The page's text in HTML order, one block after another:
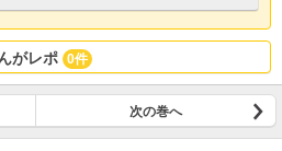
がレポ 0件
次の巻へ